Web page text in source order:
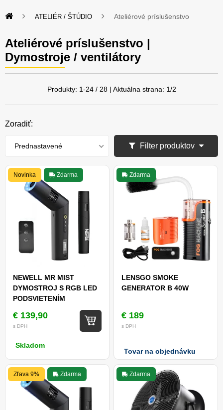
ATELIÉR / ŠTÚDIO Ateliérové príslušenstvo
Ateliérové príslušenstvo |
Dymostroje / ventilátory
Produkty: 1-24/ 28| Aktuálna strana: 1/2
Zoradiť:
Prednastavené Filter produktov
Novinka Zdarma
NEWELL MR MIST
DYMOSTROJ S RGB LED
PODSVIETENÍM
€ 139,90
s DPH
Skladom
Zdarma
LENSGO SMOKE
GENERATOR B 40W
€ 189
s DPH
Tovar na objednávku
Zľava 9% Zdarma Zdarma